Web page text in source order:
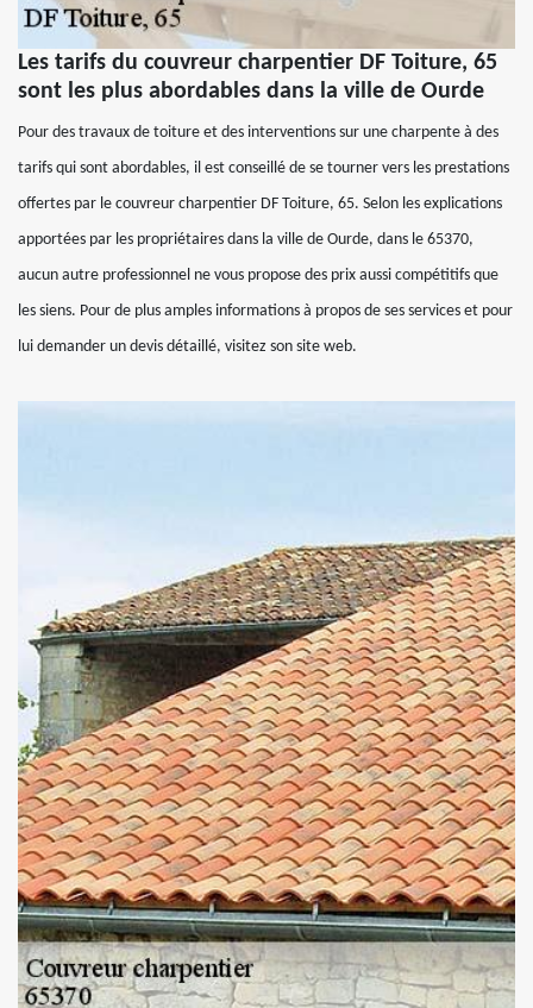
Les tarifs du couvreur charpentier DF Toiture, 65
sont les plus abordables dans la ville de Ourde
Pour des travaux de toiture et des interventions sur une charpente à des
tarifs qui sont abordables, il est conseillé de se tourner vers les prestations
offertes par le couvreur charpentier DF Toiture, 65. Selon les explications
apportées par les propriétaires dans la ville de Ourde, dans le 65370,
aucun autre professionnel ne vous propose des prix aussi compétitifs que
les siens. Pour de plus amples informations à propos de ses services et pour
lui demander un devis détaillé, visitez son site web.